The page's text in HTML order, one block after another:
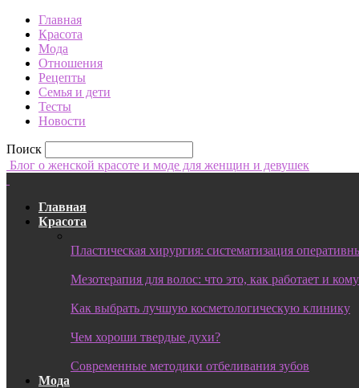
Главная
Красота
Мода
Отношения
Рецепты
Семья и дети
Тесты
Новости
Поиск
Блог о женской красоте и моде для женщин и девушек
Главная
Красота
Пластическая хирургия: систематизация
Мезотерапия для волос: что это, как работает и
Как выбрать лучшую косметологическую клинику
Чем хороши твердые духи?
Современные методики отбеливания зубов
Мода